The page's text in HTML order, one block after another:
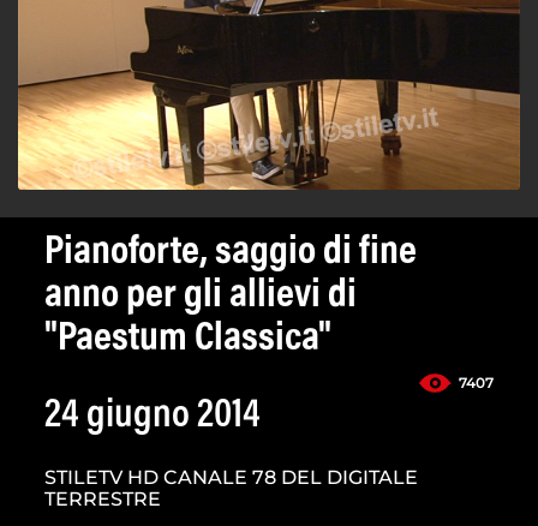
Pianoforte, saggio di fine
anno per gli allievi di
"Paestum Classica"
7407
24 giugno 2014
STILETV HD CANALE 78 DEL DIGITALE
TERRESTRE